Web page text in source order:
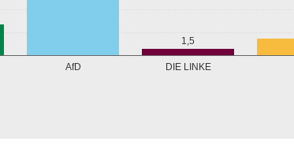
AfD DIE LINKE
1,5